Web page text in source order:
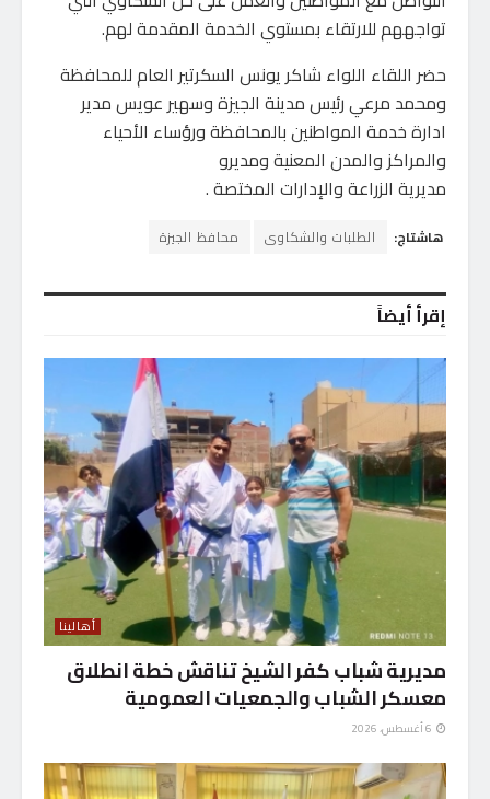
تواجههم للارتقاء بمستوي الخدمة المقدمة لهم.
حضر اللقاء اللواء شاكر يونس السكرتير العام للمحافظة
ومحمد مرعي رئيس مدينة الجيزة وسهير عويس مدير
ادارة خدمة المواطنين بالمحافظة ورؤساء الأحياء
والمراكز والمدن المعنية ومديرو
مديرية الزراعة والإدارات المختصة .
هاشتاج: الطلبات والشكاوى محافظ الجيزة
إقرأ أيضاً
أهالينا
مديرية شباب كفر الشيخ تناقش خطة انطلاق
معسكر الشباب والجمعيات العمومية